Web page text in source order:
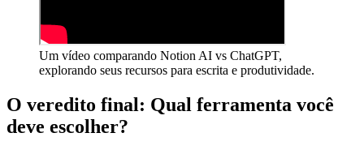
Um vídeo comparando Notion AI vs ChatGPT,
explorando seus recursos para escrita e produtividade.
O veredito final: Qual ferramenta você
deve escolher?